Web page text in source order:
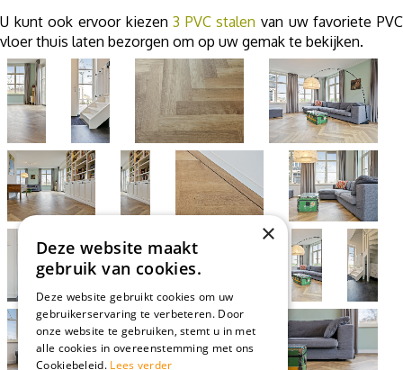
U kunt ook ervoor kiezen 3 PVC stalen van uw favoriete PVC
vloer thuis laten bezorgen om op uw gemak te bekijken.
×
Deze website maakt
gebruik van cookies.
Deze website gebruikt cookies om uw
gebruikerservaring te verbeteren. Door
onze website te gebruiken, stemt u in met
alle cookies in overeenstemming met ons
Cookiebeleid. Lees verder